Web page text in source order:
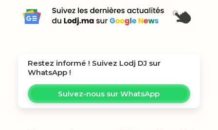
Restez informé ! Suivez Lodj DJ sur
WhatsApp !
Suivez-nous sur WhatsApp